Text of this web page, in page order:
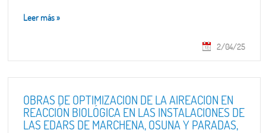
Leer más»
2/04/25
OBRAS DE OPTIMIZACIÓN DE LA AIREACIÓN EN
REACCIÓN BIOLÓGICA EN LAS INSTALACIONES DE
LAS EDARS DE MARCHENA, OSUNA Y PARADAS,